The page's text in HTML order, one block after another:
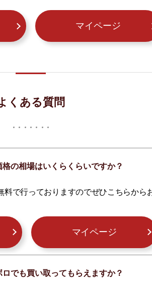
マイページ
くある質問
の相場はいくらくらいですか？
で行っておりますのでぜひこちらから
マイページ
でも買い取ってもらえますか？